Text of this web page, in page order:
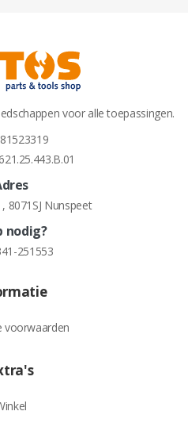
voor alle toepassingen.
81523319
8071SJ Nunspeet
nodig?
251553
voorwaarden